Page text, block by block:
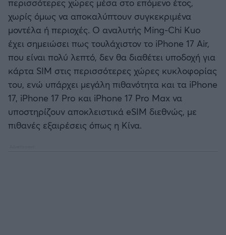
χωρίς όμως να αποκαλύπτουν συγκεκριμένα
μοντέλα ή περιοχές. Ο αναλυτής Ming-Chi Kuo
έχει σημειώσει πως τουλάχιστον το iPhone 17 Air,
που είναι πολύ λεπτό, δεν θα διαθέτει υποδοχή για
κάρτα SIM στις περισσότερες χώρες κυκλοφορίας
του, ενώ υπάρχει μεγάλη πιθανότητα και τα iPhone
17, iPhone 17 Pro και iPhone 17 Pro Max να
υποστηρίζουν αποκλειστικά eSIM διεθνώς, με
πιθανές εξαιρέσεις όπως η Κίνα.